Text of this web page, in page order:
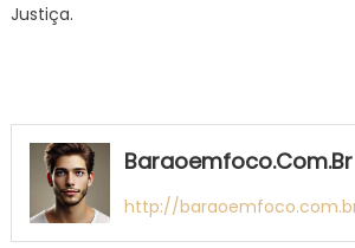
Justiça.
Baraoemfoco.com.br
http://